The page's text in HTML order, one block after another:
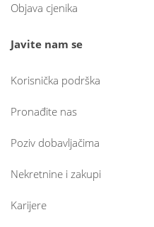
Objava cjenika
Javite nam se
Korisnička podrška
Pronađite nas
Poziv dobavljačima
Nekretnine i zakupi
Karijere